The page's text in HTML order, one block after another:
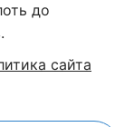
до
сайта